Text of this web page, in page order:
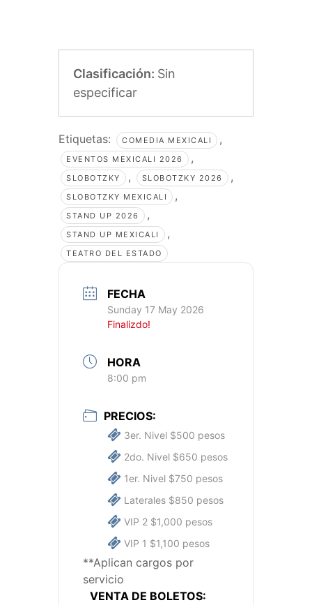
Clasificación: Sin
especificar
Etiquetas: COMEDIA MEXICALI ,
EVENTOS MEXICALI 2026 ,
SLOBOTZKY , SLOBOTZKY 2026 ,
SLOBOTZKY MEXICALI ,
STAND UP 2026 ,
STAND UP MEXICALI ,
TEATRO DEL ESTADO
FECHA
Sunday 17 May 2026
Finalizdo!
HORA
8:00 pm
PRECIOS:
3er. Nivel $500 pesos
2do. Nivel $650 pesos
1er. Nivel $750 pesos
Laterales $850 pesos
VIP 2 $1,000 pesos
VIP 1 $1,100 pesos
**Aplican cargos por
servicio
VENTA DE BOLETOS: